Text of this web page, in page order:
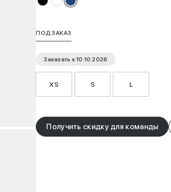
ПОД ЗАКАЗ
Заказать к10.10.2026
XS S L
Получить скидку для команды